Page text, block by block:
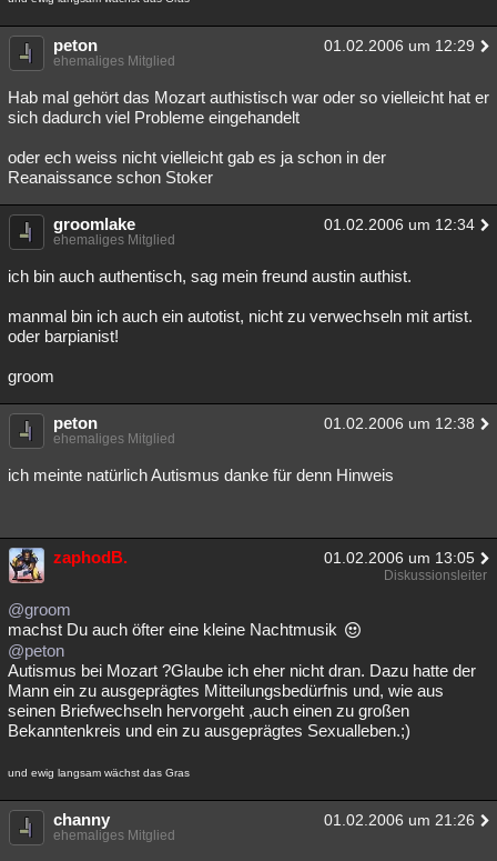
Lesenswert
peton 01.02.2006 um 12:29
ehemaliges Mitglied
Hab mal gehört das Mozart authistisch war oder so vielleicht hat er
sich dadurch viel Probleme eingehandelt
oder ech weiss nicht vielleicht gab es ja schon in der
Reanaissance schon Stoker
groomlake 01.02.2006 um 12:34
ehemaliges Mitglied
ich bin auch authentisch, sag mein freund austin authist.
manmal bin ich auch ein autotist, nicht zu verwechseln mit artist.
oder barpianist!
groom
peton 01.02.2006 um 12:38
ehemaliges Mitglied
ich meinte natürlich Autismus danke für denn Hinweis
zaphodB. 01.02.2006 um 13:05
Diskussionsleiter
@groom
machst Du auch öfter eine kleine Nachtmusik
@peton
Autismus bei Mozart ?Glaube ich eher nicht dran. Dazu hatte der
Mann ein zu ausgeprägtes Mitteilungsbedürfnis und, wie aus
seinen Briefwechseln hervorgeht ,auch einen zu großen
Bekanntenkreis und ein zu ausgeprägtes Sexualleben.;)
und ewig langsam wächst das Gras
channy 01.02.2006 um 21:26
ehemaliges Mitglied